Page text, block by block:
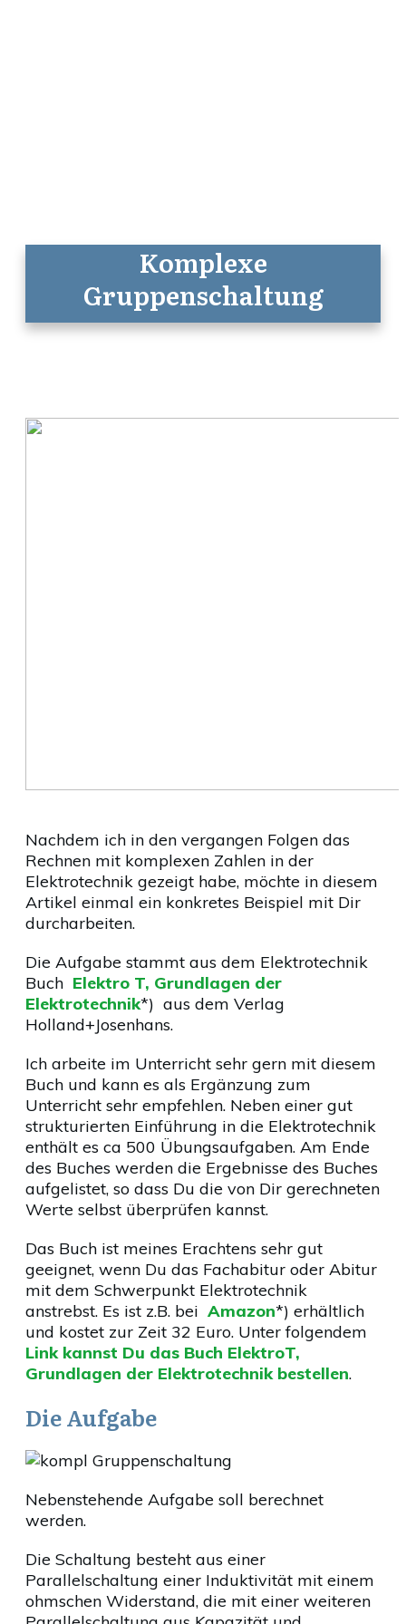
Komplexe
Gruppenschaltung
Nachdem ich in den vergangen Folgen das
Rechnen mit komplexen Zahlen in der
Elektrotechnik gezeigt habe, möchte in diesem
Artikel einmal ein konkretes Beispiel mit Dir
durcharbeiten.
Die Aufgabe stammt aus dem Elektrotechnik
Buch Elektro T, Grundlagen der
Elektrotechnik*) aus dem Verlag
Holland+Josenhans.
Ich arbeite im Unterricht sehr gern mit diesem
Buch und kann es als Ergänzung zum
Unterricht sehr empfehlen. Neben einer gut
strukturierten Einführung in die Elektrotechnik
enthält es ca 500 Übungsaufgaben. Am Ende
des Buches werden die Ergebnisse des Buches
aufgelistet, so dass Du die von Dir gerechneten
Werte selbst überprüfen kannst.
Das Buch ist meines Erachtens sehr gut
geeignet, wenn Du das Fachabitur oder Abitur
mit dem Schwerpunkt Elektrotechnik
anstrebst. Es ist z.B. bei Amazon*) erhältlich
und kostet zur Zeit 32 Euro. Unter folgendem
Link kannst Du das Buch ElektroT,
Grundlagen der Elektrotechnik bestellen.
Die Aufgabe
Nebenstehende Aufgabe soll berechnet
werden.
Die Schaltung besteht aus einer
Parallelschaltung einer Induktivität mit einem
ohmschen Widerstand, die mit einer weiteren